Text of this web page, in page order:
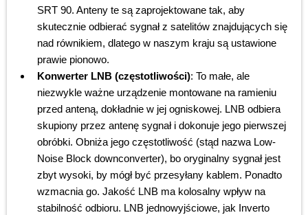
SRT 90. Anteny te są zaprojektowane tak, aby
skutecznie odbierać sygnał z satelitów znajdujących się
nad równikiem, dlatego w naszym kraju są ustawione
prawie pionowo.
Konwerter LNB (częstotliwości): To małe, ale
niezwykle ważne urządzenie montowane na ramieniu
przed anteną, dokładnie w jej ogniskowej. LNB odbiera
skupiony przez antenę sygnał i dokonuje jego pierwszej
obróbki. Obniża jego częstotliwość (stąd nazwa Low-
Noise Block downconverter), bo oryginalny sygnał jest
zbyt wysoki, by mógł być przesyłany kablem. Ponadto
wzmacnia go. Jakość LNB ma kolosalny wpływ na
stabilność odbioru. LNB jednowyjściowe, jak Inverto